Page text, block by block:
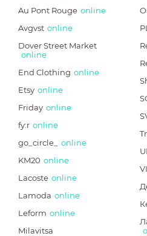
Au Pont Rouge online
Avgvst online
Dover Street Market
online
End Clothing online
Etsy online
Friday online
fy:r online
go_circle_
online
KM20 online
Lacoste online
Lamoda online
Leform online
Milavitsa